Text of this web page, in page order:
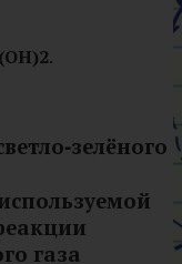
(OH)2.
газа